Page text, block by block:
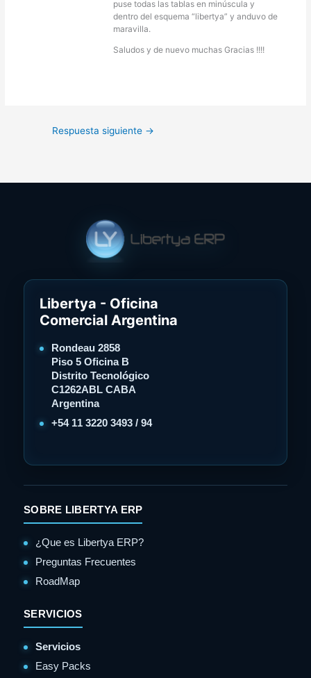
puse todas las tablas en minúscula y
dentro del esquema “libertya” y anduvo de
maravilla.
Saludos y de nuevo muchas Gracias !!!!
Respuesta siguiente →
Libertya - Oficina
Comercial Argentina
Rondeau 2858
Piso 5 Oficina B
Distrito Tecnológico
C1262ABL CABA
Argentina
+54 11 3220 3493 / 94
SOBRE LIBERTYA ERP
¿Que es Libertya ERP?
Preguntas Frecuentes
RoadMap
SERVICIOS
Servicios
Easy Packs